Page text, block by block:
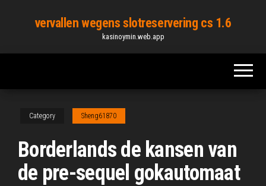
content
vervallen wegens slotreservering cs 1.6
kasinoymin.web.app
Category Sheng61870
Borderlands de kansen van
de pre-sequel gokautomaat